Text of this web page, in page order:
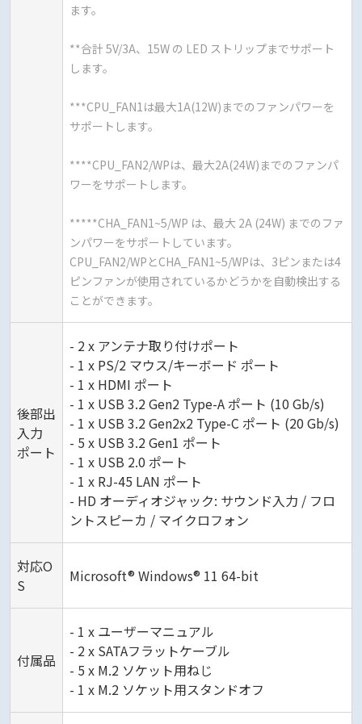
ます。
**合計 5V/3A、15W の LED ストリップまでサポート
します。
***CPU_FAN1は最大1A(12W)までのファンパワーを
サポートします。
****CPU_FAN2/WPは、最大2A(24W)までのファンパ
ワーをサポートします。
*****CHA_FAN1~5/WP は、最大 2A (24W) までのファ
ンパワーをサポートしています。
CPU_FAN2/WPとCHA_FAN1~5/WPは、3ピンまたは4
ピンファンが使用されているかどうかを自動検出する
ことができます。
後部出
入力
ポート
- 2 x アンテナ取り付けポート
- 1 x PS/2 マウス/キーボード ポート
- 1 x HDMI ポート
- 1 x USB 3.2 Gen2 Type-A ポート (10 Gb/s)
- 1 x USB 3.2 Gen2x2 Type-C ポート (20 Gb/s)
- 5 x USB 3.2 Gen1 ポート
- 1 x USB 2.0 ポート
- 1 x RJ-45 LAN ポート
- HD オーディオジャック: サウンド入力 / フロ
ントスピーカ / マイクロフォン
対応O
S
Microsoft® Windows® 11 64-bit
付属品
- 1 x ユーザーマニュアル
- 2 x SATAフラットケーブル
- 5 x M.2 ソケット用ねじ
- 1 x M.2 ソケット用スタンドオフ